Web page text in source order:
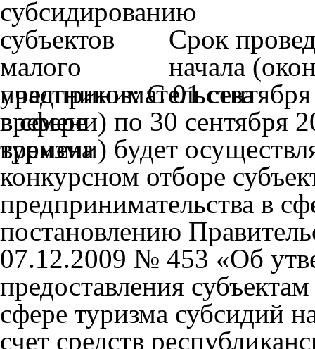
Срок
начала
участников: С 01
времени) по 30 сентября
времени) будет
конкурсном отборе
предпринимательства в
постановлению
07.12.2009 № 453 «Об
предоставления
сфере туризма субсидий
счет средств